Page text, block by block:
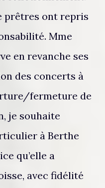
prêtres ont repris
Mme
en revanche ses
des concerts à
fermeture de
je souhaite
à Berthe
qu’elle a
avec fidélité